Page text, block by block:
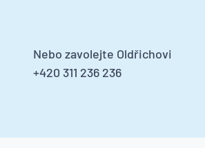
Nebo zavolejte Oldřichovi
+420 311 236 236